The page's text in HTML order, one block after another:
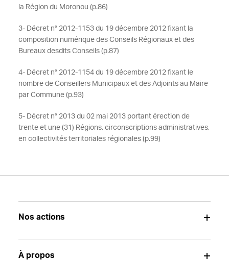
la Région du Moronou (p.86)
3- Décret n° 2012-1153 du 19 décembre 2012 fixant la
composition numérique des Conseils Régionaux et des
Bureaux desdits Conseils (p.87)
4- Décret n° 2012-1154 du 19 décembre 2012 fixant le
nombre de Conseillers Municipaux et des Adjoints au Maire
par Commune (p.93)
5- Décret n° 2013 du 02 mai 2013 portant érection de
trente et une (31) Régions, circonscriptions administratives,
en collectivités territoriales régionales (p.99)
Nos actions
À propos